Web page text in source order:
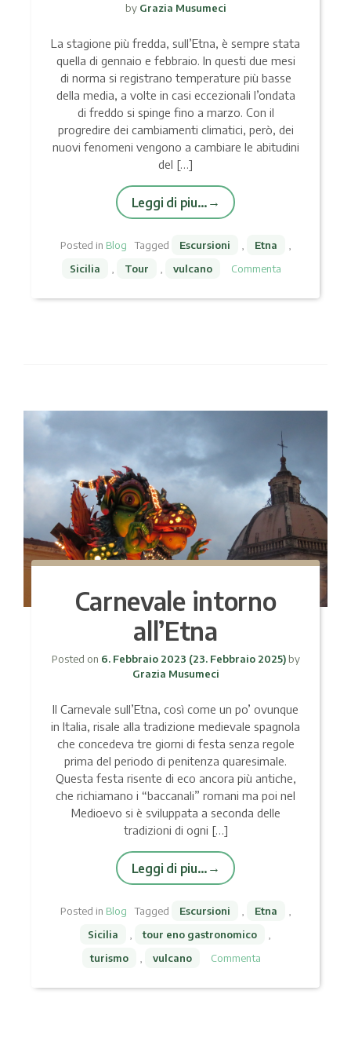
byGrazia Musumeci
La stagione più fredda, sull’Etna, è sempre stata
quella di gennaio e febbraio. In questi due mesi
di norma si registrano temperature più basse
della media, a volte in casi eccezionali l’ondata
di freddo si spinge fino a marzo. Con il
progredire dei cambiamenti climatici, però, dei
nuovi fenomeni vengono a cambiare le abitudini
del […]
Leggi di piu…
Posted in Blog Tagged Escursioni Etna
Sicilia
Tour vulcano Commenta
Carnevale intorno
all’Etna
Posted on 6. Febbraio 2023 (23. Febbraio 2025) by
Grazia Musumeci
Il Carnevale sull’Etna, così come un po’ ovunque
in Italia, risale alla tradizione medievale spagnola
che concedeva tre giorni di festa senza regole
prima del periodo di penitenza quaresimale.
Questa festa risente di eco ancora più antiche,
che richiamano i “baccanali” romani ma poi nel
Medioevo si è sviluppata a seconda delle
tradizioni di ogni […]
Leggi di piu…
Posted in Blog Tagged Escursioni Etna
Sicilia
tour eno gastronomico
turismo
vulcano Commenta